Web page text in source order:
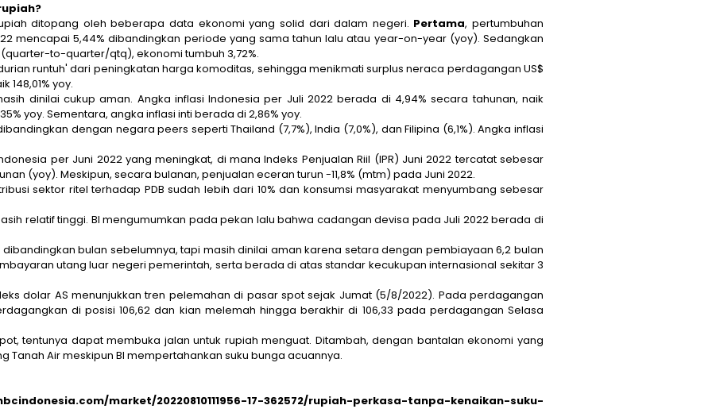
ditopang oleh beberapa data ekonomi yang solid dari dalam negeri. Pertama, pertumbuhan
mencapai 5,44% dibandingkan periode yang sama tahun lalu atau year-on-year(yoy). Sedangkan
quarter-to-quarter/qtq), ekonomi tumbuh 3,72%.
runtuh' dari peningkatan harga komoditas, sehingga menikmati surplus neraca perdagangan US$
148,01% yoy.
dinilai cukup aman. Angka inflasi Indonesia per Juli 2022 berada di 4,94% secara tahunan, naik
yoy. Sementara, angka inflasi inti berada di 2,86% yoy.
dengan negarapeers seperti Thailand (7,7%), India (7,0%), dan Filipina (6,1%). Angka inflasi
per Juni 2022 yang meningkat, di mana Indeks Penjualan Riil (IPR) Juni 2022 tercatat sebesar
(yoy). Meskipun, secara bulanan, penjualan eceran turun -11,8% (mtm) pada Juni 2022.
sektor ritel terhadap PDB sudah lebih dari 10% dan konsumsi masyarakat menyumbang sebesar
relatif tinggi. BI mengumumkan pada pekan lalu bahwa cadangan devisa pada Juli 2022 berada di
dibandingkan bulan sebelumnya, tapi masih dinilai aman karena setara dengan pembiayaan 6,2 bulan
utang luar negeri pemerintah, serta berada di atas standar kecukupan internasional sekitar 3
dolar AS menunjukkan tren pelemahan di pasarspot sejak Jumat (5/8/2022). Pada perdagangan
di posisi 106,62 dan kian melemah hingga berakhir di 106,33 pada perdagangan Selasa
, tentunya dapat membuka jalan untuk rupiah menguat. Ditambah, dengan bantalan ekonomi yang
Tanah Air meskipun BI mempertahankan suku bunga acuannya.
market/20220810111956-17-362572/rupiah-perkasa-tanpa-kenaikan-suku-